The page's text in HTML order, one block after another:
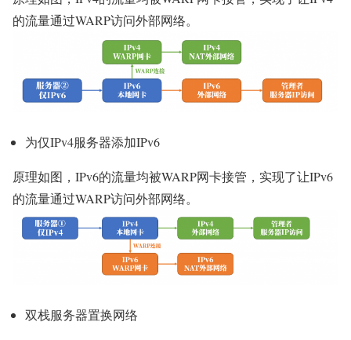
的流量通过WARP访问外部网络。
为仅IPv4服务器添加IPv6
原理如图，IPv6的流量均被WARP网卡接管，实现了让IPv6
的流量通过WARP访问外部网络。
双栈服务器置换网络